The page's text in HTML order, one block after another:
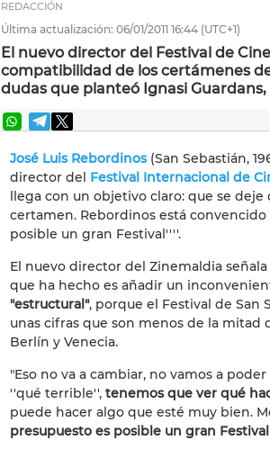
REDACCIÓN
Última actualización: 06/01/2011 16:44 (UTC+1)
El nuevo director del Festival de
compatibilidad de los certámenes
dudas que planteó Ignasi
José Luis Rebordinos(San Sebastián,
director del Festival Internacional de
llega con un objetivo claro: que se
certamen. Rebordinos está
posible un gran Festival''''.
El nuevo director del Zinemaldia
que ha hecho es añadir un
"estructural", porque el Festival de San
unas cifras que son menos de la mitad
Berlín y Venecia.
"Eso no va a cambiar, no vamos a
''qué terrible'', tenemos que ver qué
puede hacer algo que esté muy bien.
presupuesto es posible un gran Festival